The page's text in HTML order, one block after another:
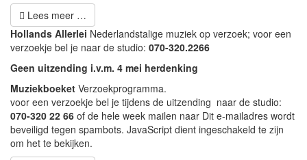
Lees meer …
Hollands Allerlei Nederlandstalige muziek op verzoek; voor een
verzoekje bel je naar de studio: 070-320.2266
Geen uitzending i.v.m. 4 mei herdenking
Muziekboeket Verzoekprogramma.
voor een verzoekje bel je tijdens de uitzending naar de studio:
070-320 22 66 of de hele week mailen naar Dit e-mailadres wordt
beveiligd tegen spambots. JavaScript dient ingeschakeld te zijn
om het te bekijken.